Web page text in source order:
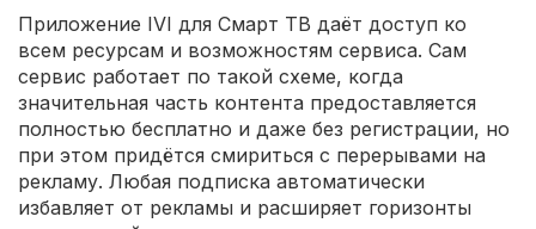
Приложение IVI для Смарт ТВ даёт доступ ко
всем ресурсам и возможностям сервиса. Сам
сервис работает по такой схеме, когда
значительная часть контента предоставляется
полностью бесплатно и даже без регистрации, но
при этом придётся смириться с перерывами на
рекламу. Любая подписка автоматически
избавляет от рекламы и расширяет горизонты